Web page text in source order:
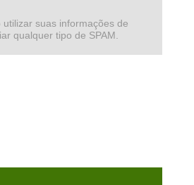
utilizar suas informações de
qualquer tipo de SPAM.